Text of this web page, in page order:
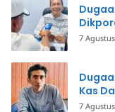
7
Kas
Terkait
7